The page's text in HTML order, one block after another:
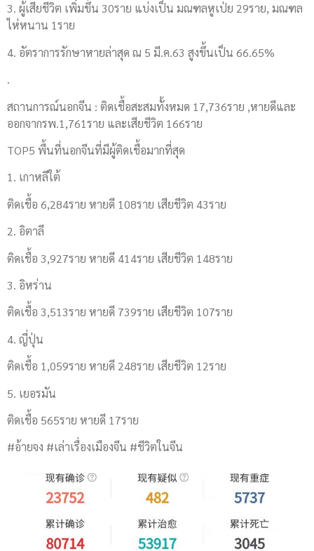
3. ผู้เสียชีวิต เพิ่มขึ้น 30ราย แบ่งเป็น มณฑลหูเป่ย 29ราย, มณฑล
ไห่หนาน 1ราย
4. อัตราการรักษาหายล่าสุด ณ 5 มี.ค.63 สูงขึ้นเป็น 66.65%
.
สถานการณ์นอกจีน : ติดเชื้อสะสมทั้งหมด 17,736ราย ,หายดีและ
ออกจากรพ.1,761ราย และเสียชีวิต 166ราย
TOP5 พื้นที่นอกจีนที่มีผู้ติดเชื้อมากที่สุด
1. เกาหลีใต้
ติดเชื้อ 6,284ราย หายดี 108ราย เสียชีวิต 43ราย
2. อิตาลี
ติดเชื้อ 3,927ราย หายดี 414ราย เสียชีวิต 148ราย
3. อิหร่าน
ติดเชื้อ 3,513ราย หายดี 739ราย เสียชีวิต 107ราย
4. ญี่ปุ่น
ติดเชื้อ 1,059ราย หายดี 248ราย เสียชีวิต 12ราย
5. เยอรมัน
ติดเชื้อ 565ราย หายดี 17ราย
#อ้ายจง #เล่าเรื่องเมืองจีน #ชีวิตในจีน